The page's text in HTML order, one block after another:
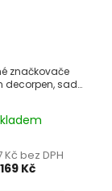
značkovače
decorpen, sada
Kč bez DPH
169 Kč